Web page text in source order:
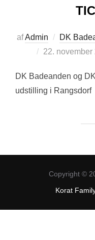
afAdmin DK
Udgivet
22. november
DK Badeanden og
udstilling i Rangsdorf
Copyright ©
Korat